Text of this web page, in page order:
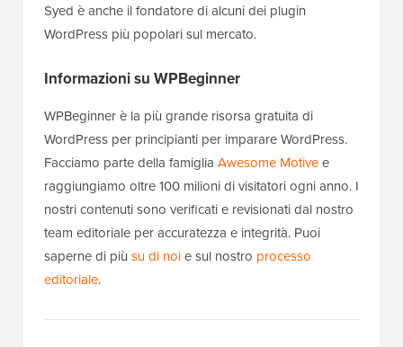
Syed è anche il fondatore di alcuni dei plugin
WordPress più popolari sul mercato.
Informazioni su WPBeginner
WPBeginner è la più grande risorsa gratuita di
WordPress per principianti per imparare WordPress.
Facciamo parte della famiglia Awesome Motivee
raggiungiamo oltre 100 milioni di visitatori ogni anno. I
nostri contenuti sono verificati e revisionati dal nostro
team editoriale per accuratezza e integrità. Puoi
saperne di più su di noie sul nostro processo
editoriale.